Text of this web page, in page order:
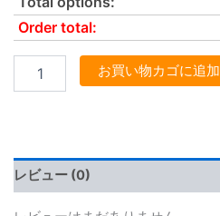
Order total:
お買い物カゴに追加
レビュー (0)